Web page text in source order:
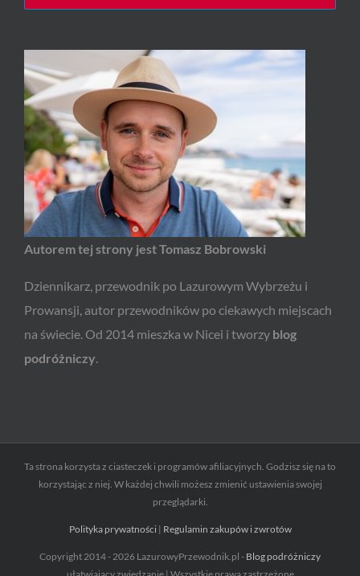
Autorem tej strony jest Tomasz Bobrowski
Dziennikarz, przewodnik po Lazurowym Wybrzeżu i
Prowansji, autor przewodników po ciekawych miejscach
na świecie. Od 2014 mieszka w Nicei i tworzy blog
podróżniczy.
Ta strona korzysta z ciasteczek i programów afiliacyjnych. Godzisz się na to
korzystając z niej. W każdej chwili możesz zmienić ustawienia swojej
przeglądarki.
Polityka prywatności| Regulamin zakupów i zwrotów
Copyright 2014 - 2026 LazurowyPrzewodnik.pl - Blog podróżniczy